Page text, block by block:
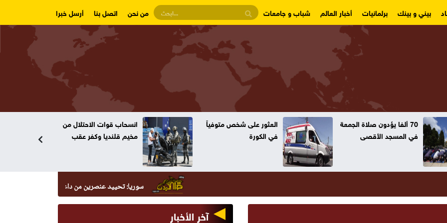
بيني و بينك برلمانيات أخبار العالم شباب و جامعات من نحن اتصل بنا أرسل خبرا
70 ألفا يؤدون صلاة الجمعة
في المسجد الأقصى
العثور على شخص متوفياً
في الكورة
انسحاب قوات الاحتلال من
مخيم قلنديا وكفر عقب
سوريا: تحييد عنصرين من داعش حاولا زرع عبوة في السيدة
آخر الأخبار